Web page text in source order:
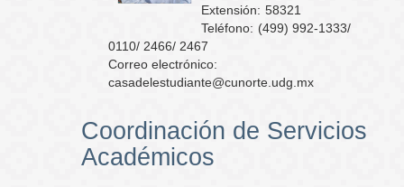
Extensión: 58321
Teléfono: (499) 992-1333/
0110/ 2466/ 2467
Correo electrónico:
casadelestudiante@cunorte.udg.mx
Coordinación de Servicios
Académicos